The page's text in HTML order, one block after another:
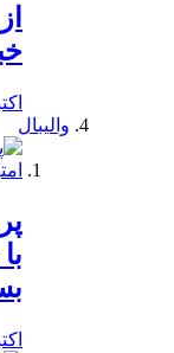
اکتبر
والیبال
اکتبر